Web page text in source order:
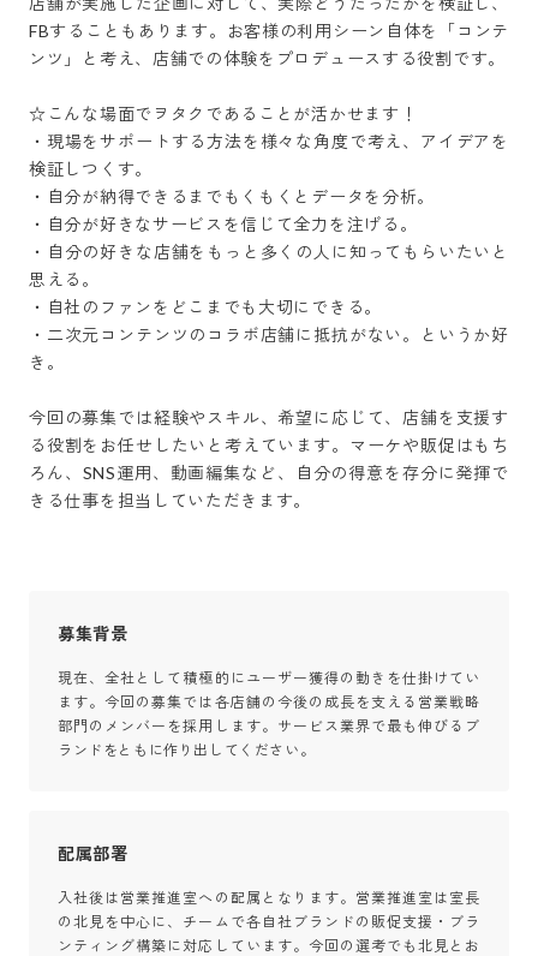
FBすることもあります。お客様の利用シーン自体を「コンテ
ンツ」と考え、店舗での体験をプロデュースする役割です。
☆こんな場面でヲタクであることが活かせます！
・現場をサポートする方法を様々な角度で考え、アイデアを
検証しつくす。
・自分が納得できるまでもくもくとデータを分析。
・自分が好きなサービスを信じて全力を注げる。
・自分の好きな店舗をもっと多くの人に知ってもらいたいと
思える。
・自社のファンをどこまでも大切にできる。
・二次元コンテンツのコラボ店舗に抵抗がない。というか好
き。
今回の募集では経験やスキル、希望に応じて、店舗を支援す
る役割をお任せしたいと考えています。マーケや販促はもち
ろん、SNS運用、動画編集など、自分の得意を存分に発揮で
きる仕事を担当していただきます。
募集背景
現在、全社として積極的にユーザー獲得の動きを仕掛けてい
ます。今回の募集では各店舗の今後の成長を支える営業戦略
部門のメンバーを採用します。サービス業界で最も伸びるブ
ランドをともに作り出してください。
配属部署
入社後は営業推進室への配属となります。営業推進室は室長
の北見を中心に、チームで各自社ブランドの販促支援・ブラ
ンティング構築に対応しています。今回の選考でも北見とお